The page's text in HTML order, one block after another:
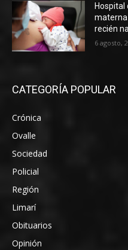
Hospital
recién
6 agosto,
CATEGORÍA POPULAR
Crónica
Ovalle
Sociedad
Policial
Región
Limarí
Obituarios
Opinión